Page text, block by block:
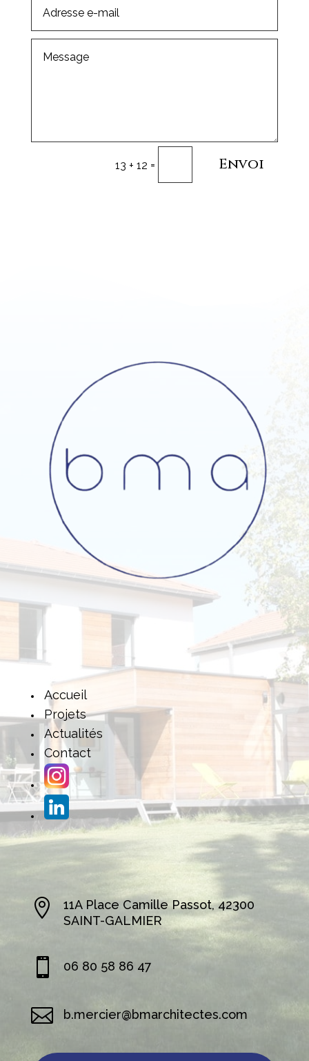
13 + 12 = Envoi
Accueil
Projets
Actualités
Contact

11A Place Camille Passot, 42300
SAINT-GALMIER
 06 80 58 86 47
 b.mercier@bmarchitectes.com